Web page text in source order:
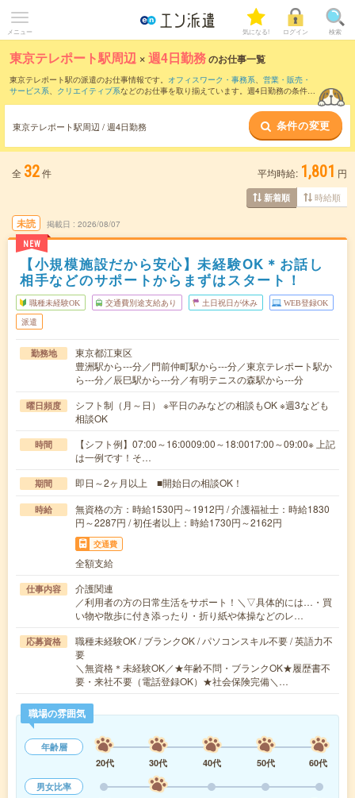
メニュー 気になる! ログイン 検索
東京テレポート駅周辺 ×週4日勤務のお仕事一覧
東京テレポート駅の派遣のお仕事情報です。 オフィスワーク・事務系、 営業・販売・
サービス系、 クリエイティブ系などのお仕事を取り揃えています。週4日勤務の条件の
東京テレポート駅周辺 / 週4日勤務 条件の変更
全 32件 平均時給: 1,801 円
新着順 時給順
未読
NEW
掲載日 2026/08/07
【小規模施設だから安心】未経験OK＊お話し
相手などのサポートからまずはスタート！
職種未経験OK 交通費別途支給あり 土日祝日が休み WEB登録OK
派遣
勤務地
東京都江東区
豊洲駅から---分／門前仲町駅から---分／東京テレポート駅か
ら---分／辰巳駅から---分／有明テニスの森駅から---分
曜日頻度
シフト制（月～日） ※平日のみなどの相談もOK ※週3なども
相談OK
時間
【シフト例】07:00～16:0009:00～18:0017:00～09:00※ 上記
は一例です！そ…
期間 即日～2ヶ月以上 ■開始日の相談OK！
時給
無資格の方：時給1530円～1912円 / 介護福祉士：時給1830
円～2287円 / 初任者以上：時給1730円～2162円
交通費
全額支給
仕事内容
介護関連
／利用者の方の日常生活をサポート！＼▽具体的には…・買
い物や散歩に付き添ったり・折り紙や体操などのレ…
応募資格
職種未経験OK / ブランクOK / パソコンスキル不要 / 英語力不
要
＼無資格＊未経験OK／★年齢不問・ブランクOK★履歴書不
要・来社不要（電話登録OK）★社会保険完備＼…
職場の雰囲気
年齢層
20代
30代 40代 50代
60代
男女比率